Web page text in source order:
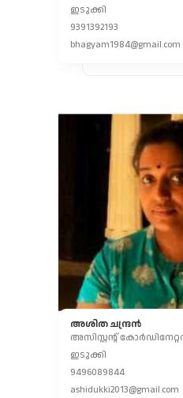
ഇടുക്കി
9391392193
bhagyam1984@gmail.com
അശിത ചന്ദ്രൻ
അസിസ്റ്റന്റ്
ഇടുക്കി
9496089844
ashidukki2013@gmail.com